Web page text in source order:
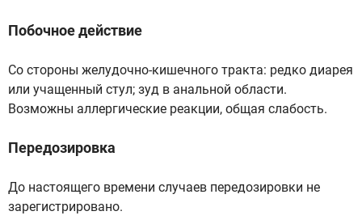
Побочное действие
Со стороны желудочно-кишечного тракта: редко диарея
или учащенный стул; зуд в анальной области.
Возможны аллергические реакции, общая слабость.
Передозировка
До настоящего времени случаев передозировки не
зарегистрировано.